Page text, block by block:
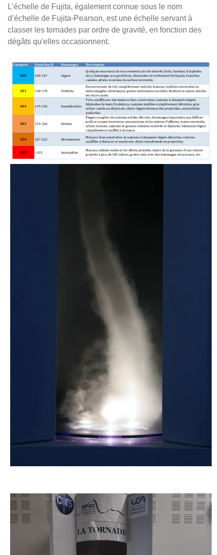
L’échelle de Fujita, également connue sous le nom
d’échelle de Fujita-Pearson, est une échelle servant à
classer les tornades par ordre de gravité, en fonction des
dégâts qu'elles occasionnent.